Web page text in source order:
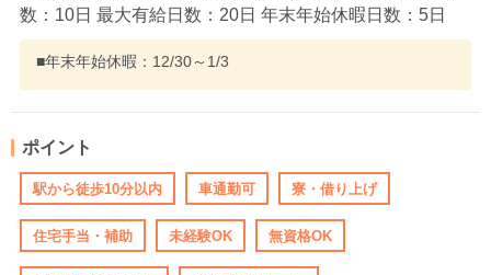
数：10日 最大有給日数：20日 年末年始休暇日数：5日
■年末年始休暇：12/30～1/3
ポイント
駅から徒歩10分以内 車通勤可 寮・借り上げ
住宅手当・補助 未経験OK 無資格OK